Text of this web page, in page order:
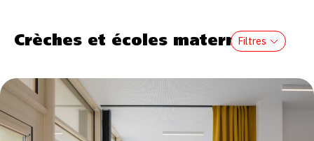
Crèches et écoles maternelles
Filtres